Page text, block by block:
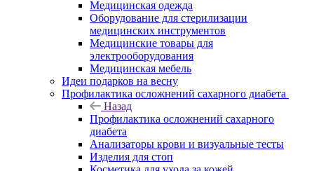
Медицинская одежда
Оборудование для стерилизации
медицинских инструментов
Медицинские товары для
электрооборудования
Медицинская мебель
Идеи подарков на весну
Профилактика осложнений сахарного диабета
Назад
Профилактика осложнений сахарного
диабета
Анализаторы крови и визуальные тесты
Изделия для стоп